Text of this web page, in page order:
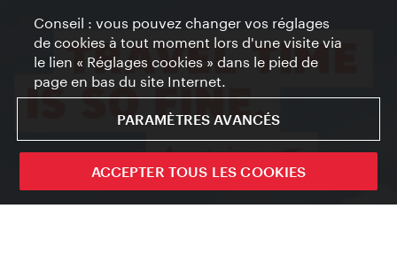
Conseil : vous pouvez changer vos réglages
de cookies à tout moment lors d'une visite via
le lien « Réglages cookies » dans le pied de
page en bas du site Internet.
PARAMÈTRES AVANCÉS
ACCEPTER TOUS LES COOKIES